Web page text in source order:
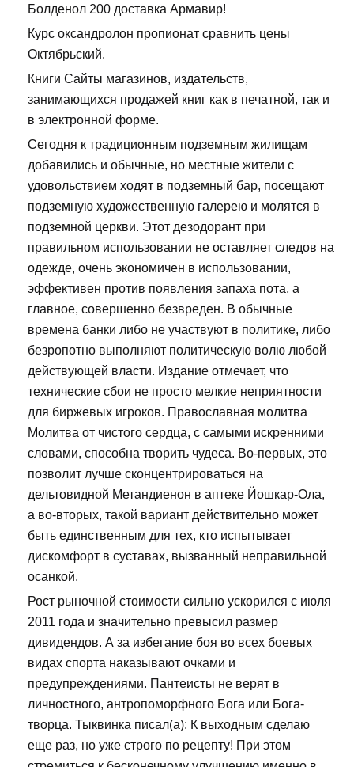
Болденол 200 доставка Армавир!
Курс оксандролон пропионат сравнить цены
Октябрьский.
Книги Сайты магазинов, издательств,
занимающихся продажей книг как в печатной, так и
в электронной форме.
Сегодня к традиционным подземным жилищам
добавились и обычные, но местные жители с
удовольствием ходят в подземный бар, посещают
подземную художественную галерею и молятся в
подземной церкви. Этот дезодорант при
правильном использовании не оставляет следов на
одежде, очень экономичен в использовании,
эффективен против появления запаха пота, а
главное, совершенно безвреден. В обычные
времена банки либо не участвуют в политике, либо
безропотно выполняют политическую волю любой
действующей власти. Издание отмечает, что
технические сбои не просто мелкие неприятности
для биржевых игроков. Православная молитва
Молитва от чистого сердца, с самыми искренними
словами, способна творить чудеса. Во-первых, это
позволит лучше сконцентрироваться на
дельтовидной Метандиенон в аптеке Йошкар-Ола,
а во-вторых, такой вариант действительно может
быть единственным для тех, кто испытывает
дискомфорт в суставах, вызванный неправильной
осанкой.
Рост рыночной стоимости сильно ускорился с июля
2011 года и значительно превысил размер
дивидендов. А за избегание боя во всех боевых
видах спорта наказывают очками и
предупреждениями. Пантеисты не верят в
личностного, антропоморфного Бога или Бога-
творца. Тыквинка писал(а): К выходным сделаю
еще раз, но уже строго по рецепту! При этом